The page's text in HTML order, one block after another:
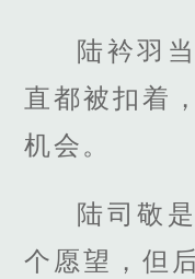
陆衿羽
直都被扣着
机会。
陆司敬
个愿望，但